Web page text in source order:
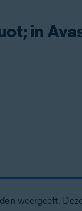
in
weergeeft.